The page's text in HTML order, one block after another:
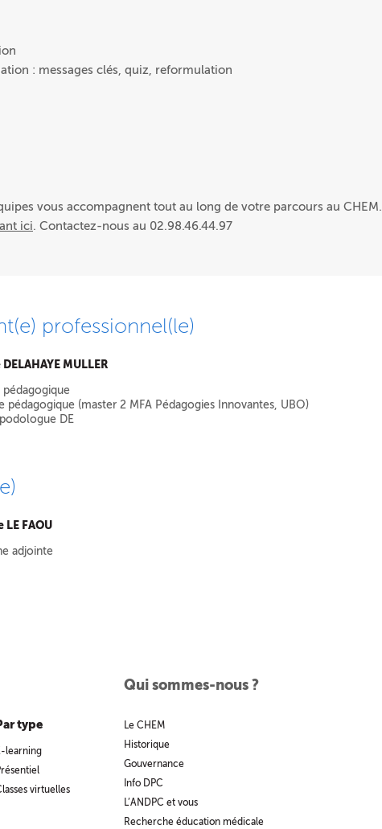
: messages clés, quiz, reformulation
vous accompagnent tout au long de votre parcours au CHEM.
ici. Contactez-nous au 02.98.46.44.97
professionnel(le)
MULLER
pédagogique
pédagogique (master 2 MFA Pédagogies Innovantes, UBO)
DE
LE FAOU
adjointe
type
learning
virtuelles
Qui sommes-nous ?
Le CHEM
Historique
Gouvernance
Info DPC
L’ANDPC et vous
Recherche éducation médicale